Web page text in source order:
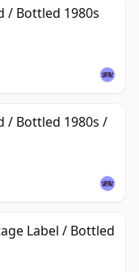
/ Bottled 1980s
/ Bottled 1980s /
Label / Bottled